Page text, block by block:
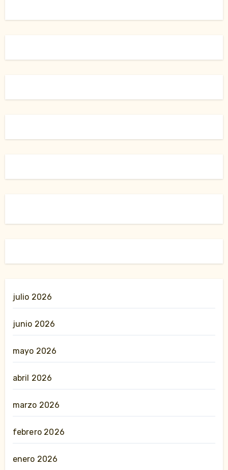
julio 2026
junio 2026
mayo 2026
abril 2026
marzo 2026
febrero 2026
enero 2026